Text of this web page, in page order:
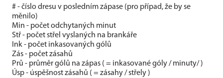
# - číslo dresu v posledním zápase (pro případ, že by se
měnilo)
Min - počet odchytaných minut
Stř - počet střel vyslaných na brankáře
Ink - počet inkasovaných gólů
Zás - počet zásahů
Prů - průměr gólů na zápas ( = inkasované góly / minuty/ )
Úsp - úspěšnost zásahů ( = zásahy / střely )